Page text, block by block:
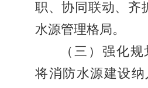
职、协同联动、齐
水源管理格局。
（三）强化规
将消防水源建设